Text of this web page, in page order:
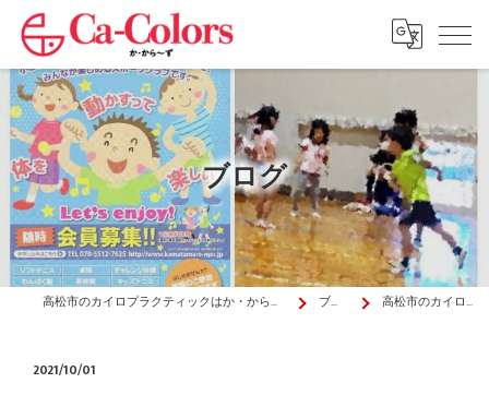
ブログ
高松市のカイロプラクティックはか・から～ず施術院 ブログ 高松市のカイロプラ…
2021/10/01